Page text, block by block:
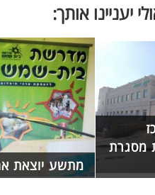
יעניינו אותך:
מסגרת
מתשע יוצאת